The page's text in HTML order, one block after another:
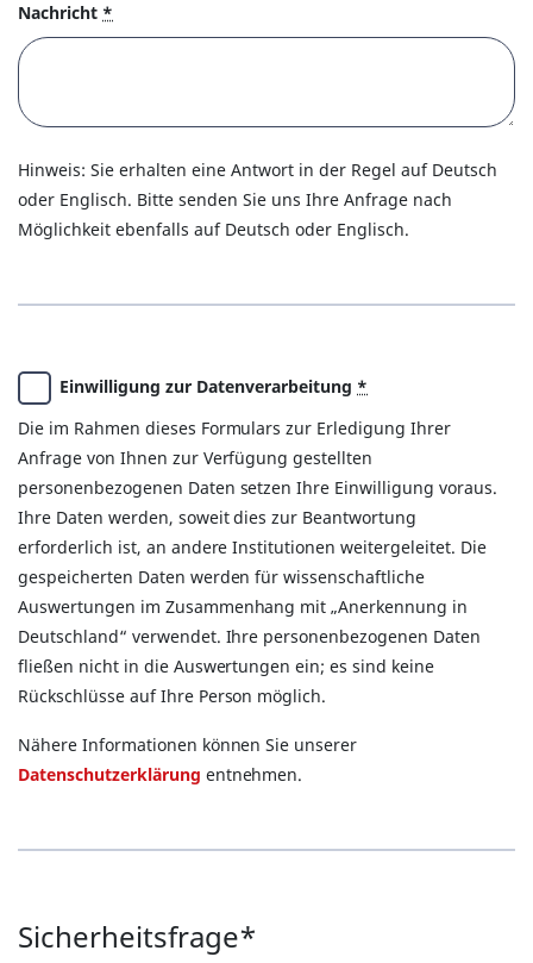
Nachricht *
Hinweis: Sie erhalten eine Antwort in der Regel auf Deutsch
oder Englisch. Bitte senden Sie uns Ihre Anfrage nach
Möglichkeit ebenfalls auf Deutsch oder Englisch.
Einwilligung zur Datenverarbeitung *
Die im Rahmen dieses Formulars zur Erledigung Ihrer
Anfrage von Ihnen zur Verfügung gestellten
personenbezogenen Daten setzen Ihre Einwilligung voraus.
Ihre Daten werden, soweit dies zur Beantwortung
erforderlich ist, an andere Institutionen weitergeleitet. Die
gespeicherten Daten werden für wissenschaftliche
Auswertungen im Zusammenhang mit „Anerkennung in
Deutschland“ verwendet. Ihre personenbezogenen Daten
fließen nicht in die Auswertungen ein; es sind keine
Rückschlüsse auf Ihre Person möglich.
Nähere Informationen können Sie unserer
Datenschutzerklärung entnehmen.
Sicherheitsfrage*